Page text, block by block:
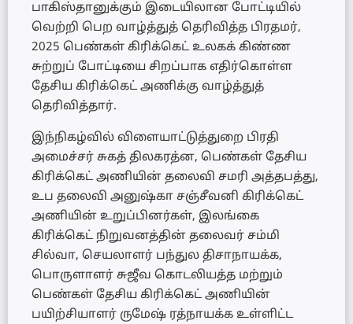
பாகிஸ்தானுக்கும் இடையிலான போட்டியில்
வெற்றி பெற வாழ்த்துத் தெரிவித்த பிரதமர்,
2025 பெண்கள் கிரிக்கெட் உலகக் கிண்ண
சுற்றுப் போட்டியை சிறப்பாக எதிர்கொள்ள
தேசிய கிரிக்கெட் அணிக்கு வாழ்த்துத்
தெரிவித்தார்.
இந்நிகழ்வில் விளையாட்டுத்துறை பிரதி
அமைச்சர் சுகத் திலகரத்ன, பெண்கள் தேசிய
கிரிக்கெட் அணியின் தலைவி சமரி அத்தபத்து,
உப தலைவி அனுஷ்கா சஞ்சீவனி கிரிக்கெட்
அணியின் உறுப்பினர்கள், இலங்கை
கிரிக்கெட் நிறுவனத்தின் தலைவர் சம்மி
சில்வா, செயலாளர் பந்துல திசாநாயக்க,
பொருளாளர் சுஜீவ கொடலியத்த மற்றும்
பெண்கள் தேசிய கிரிக்கெட் அணியின்
பயிற்சியாளர் ருமேஷ் ரத்நாயக்க உள்ளிட்ட